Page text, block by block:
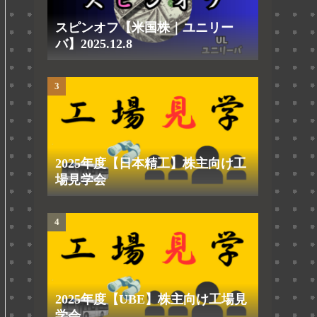
スピンオフ【米国株｜ユニリー
バ】2025.12.8
2025年度【日本精工】株主向け工
場見学会
2025年度【UBE】株主向け工場見